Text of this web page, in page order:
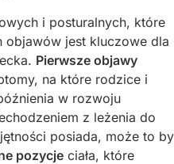
i posturalnych, które
objawów jest kluczowe dla
Pierwsze objawy
na które rodzice i
w rozwoju
z leżenia do
posiada, może to
pozycje ciała, które